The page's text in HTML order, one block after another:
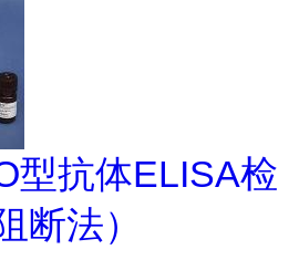
型抗体ELISA检
断法）